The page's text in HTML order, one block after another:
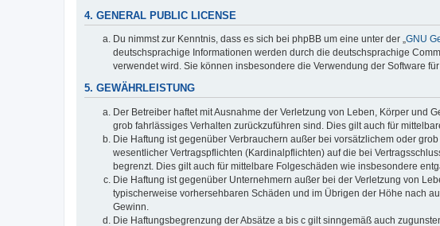
4. GENERAL PUBLIC LICENSE
Du nimmst zur Kenntnis, dass es sich bei phpBB um eine unter der „GNU
deutschsprachige Informationen werden durch die deutschsprachige
verwendet wird. Sie können insbesondere die Verwendung der Software
5. GEWÄHRLEISTUNG
Der Betreiber haftet mit Ausnahme der Verletzung von Leben, Körper und
grob fahrlässiges Verhalten zurückzuführen sind. Dies gilt auch für
Die Haftung ist gegenüber Verbrauchern außer bei vorsätzlichem oder
wesentlicher Vertragspflichten (Kardinalpflichten) auf die bei
begrenzt. Dies gilt auch für mittelbare Folgeschäden wie insbesondere
Die Haftung ist gegenüber Unternehmern außer bei der Verletzung von
typischerweise vorhersehbaren Schäden und im Übrigen der Höhe nach
Gewinn.
Die Haftungsbegrenzung der Absätze a bis c gilt sinngemäß auch